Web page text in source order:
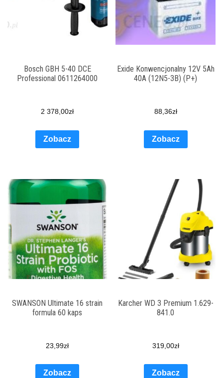
Bosch GBH 5-40 DCE
Professional 0611264000
2 378,00zł
Zobacz
Exide Konwencjonalny 12V 5Ah
40A (12N5-3B) (P+)
88,36zł
Zobacz
SWANSON Ultimate 16 strain
formula 60 kaps
23,99zł
Zobacz
Karcher WD 3 Premium 1.629-
841.0
319,00zł
Zobacz